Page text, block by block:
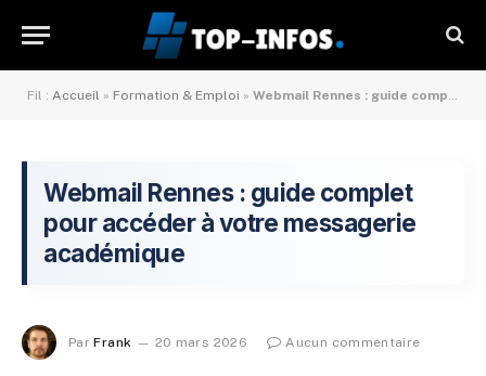
Fil : Accueil » Formation & Emploi » Webmail Rennes : guide complet pour accéder à votre messagerie académique
Webmail Rennes : guide complet
pour accéder à votre messagerie
académique
Par Frank 20 mars 2026 Aucun commentaire